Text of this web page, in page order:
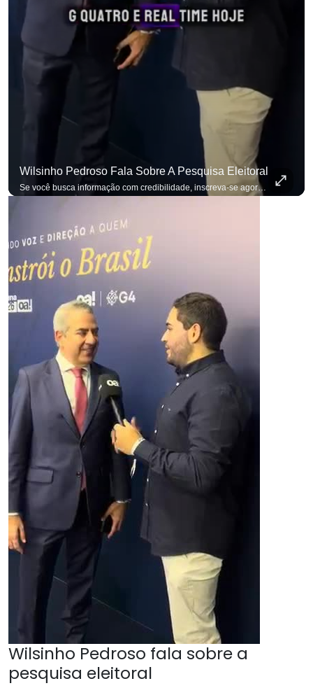
Wilsinho Pedroso Fala Sobre A Pesquisa Eleitoral
Se você busca informação com credibilidade, inscreva-se agora e ative o
Wilsinho Pedroso fala sobre a
pesquisa eleitoral